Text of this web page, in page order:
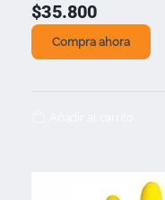
$35.800
Compra ahora